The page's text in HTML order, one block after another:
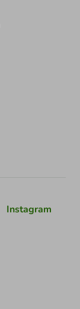
Instagram